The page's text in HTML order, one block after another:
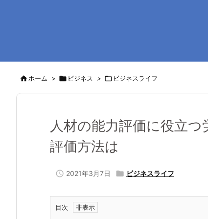
ホーム >  ビジネス >  ビジネスライフ
人材の能力評価に役立
評価方法は
 2021年3月7日  ビジネスライフ
目次